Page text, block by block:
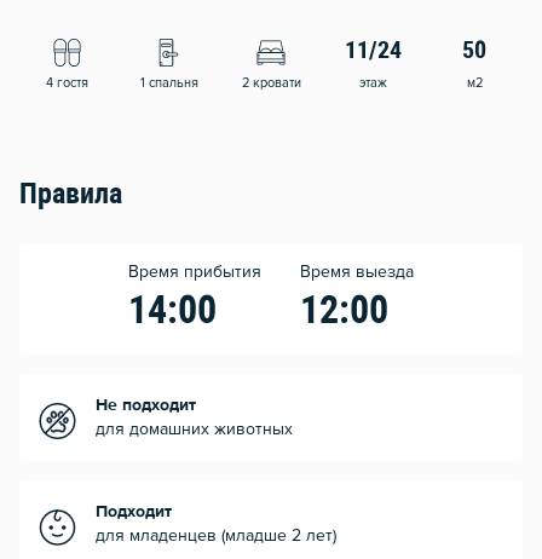
4 гостя 1 спальня 2 кровати
11/24
этаж
50
м2
Правила
Время прибытия
14:00
Время выезда
12:00
Не подходит
для домашних животных
Подходит
для младенцев (младше 2 лет)